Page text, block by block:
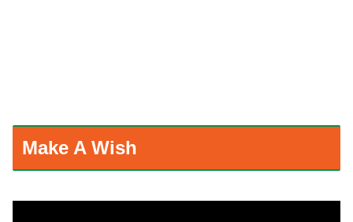
Make A Wish